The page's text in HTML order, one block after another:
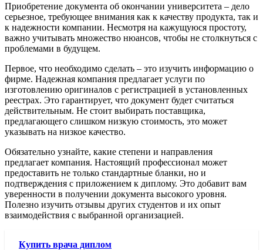
Приобретение документа об окончании университета – дело
серьезное, требующее внимания как к качеству продукта, так и
к надежности компании. Несмотря на кажущуюся простоту,
важно учитывать множество нюансов, чтобы не столкнуться с
проблемами в будущем.
Первое, что необходимо сделать – это изучить информацию о
фирме. Надежная компания предлагает услуги по
изготовлению оригиналов с регистрацией в установленных
реестрах. Это гарантирует, что документ будет считаться
действительным. Не стоит выбирать поставщика,
предлагающего слишком низкую стоимость, это может
указывать на низкое качество.
Обязательно узнайте, какие степени и направления
предлагает компания. Настоящий профессионал может
предоставить не только стандартные бланки, но и
подтверждения с приложением к диплому. Это добавит вам
уверенности в получении документа высокого уровня.
Полезно изучить отзывы других студентов и их опыт
взаимодействия с выбранной организацией.
Купить врача диплом